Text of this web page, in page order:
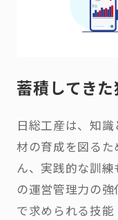
蓄積してき
日総工産は、知
材の育成を図る
ん、実践的な訓
の運営管理力の
で求められる技